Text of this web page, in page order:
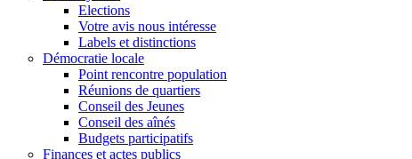
Elections
Votre avis nous intéresse
Labels et distinctions
Démocratie locale
Point rencontre population
Réunions de quartiers
Conseil des Jeunes
Conseil des aînés
Budgets participatifs
Finances et actes publics